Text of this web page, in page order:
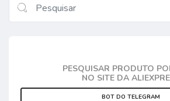
PESQUISAR PRODUTO
NO SITE DA
BOT DO TELEGRAM